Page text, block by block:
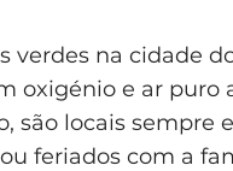
verdes na cidade
oxigénio e ar puro
são locais sempre
feriados com a